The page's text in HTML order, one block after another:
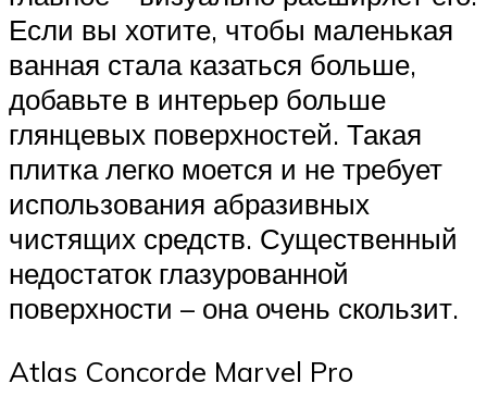
Если вы хотите, чтобы маленькая
ванная стала казаться больше,
добавьте в интерьер больше
глянцевых поверхностей. Такая
плитка легко моется и не требует
использования абразивных
чистящих средств. Существенный
недостаток глазурованной
поверхности – она очень скользит.
Atlas Concorde Marvel Pro